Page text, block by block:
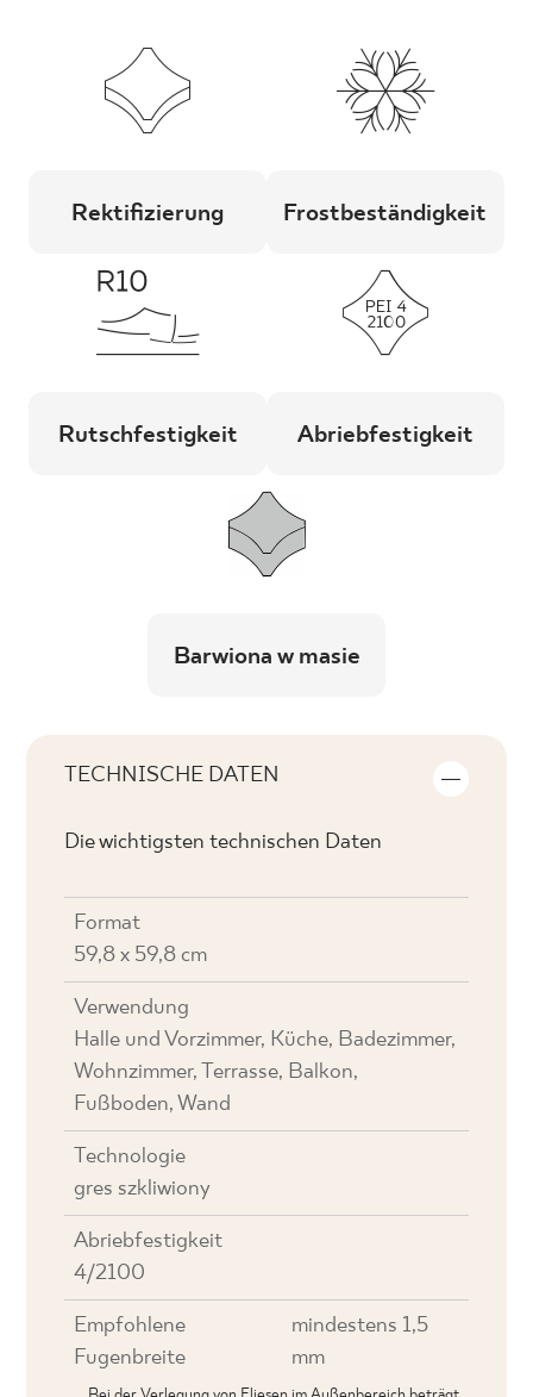
Rektifizierung Frostbeständigkeit
Rutschfestigkeit Abriebfestigkeit
Barwiona w masie
TECHNISCHE DATEN
Die wichtigsten technischen Daten
Format
59,8 x 59,8 cm
Verwendung
Halle und Vorzimmer, Küche, Badezimmer,
Wohnzimmer, Terrasse, Balkon,
Fußboden, Wand
Technologie
gres szkliwiony
Abriebfestigkeit
4/2100
Empfohlene
Fugenbreite
mindestens 1,5
mm